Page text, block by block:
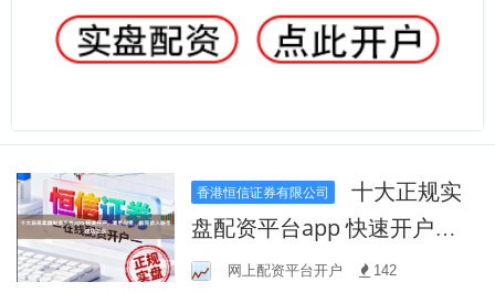
香港恒信证券有限公司
十大正规实
盘配资平台app 快速开户，
简单配资，助您踏入股市成
网上配资平台开户 142